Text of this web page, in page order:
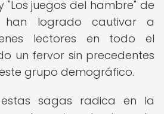
"Los juegos del hambre" de
han logrado cautivar a
lectores en todo el
un fervor sin precedentes
grupo demográfico.
sagas radica en la